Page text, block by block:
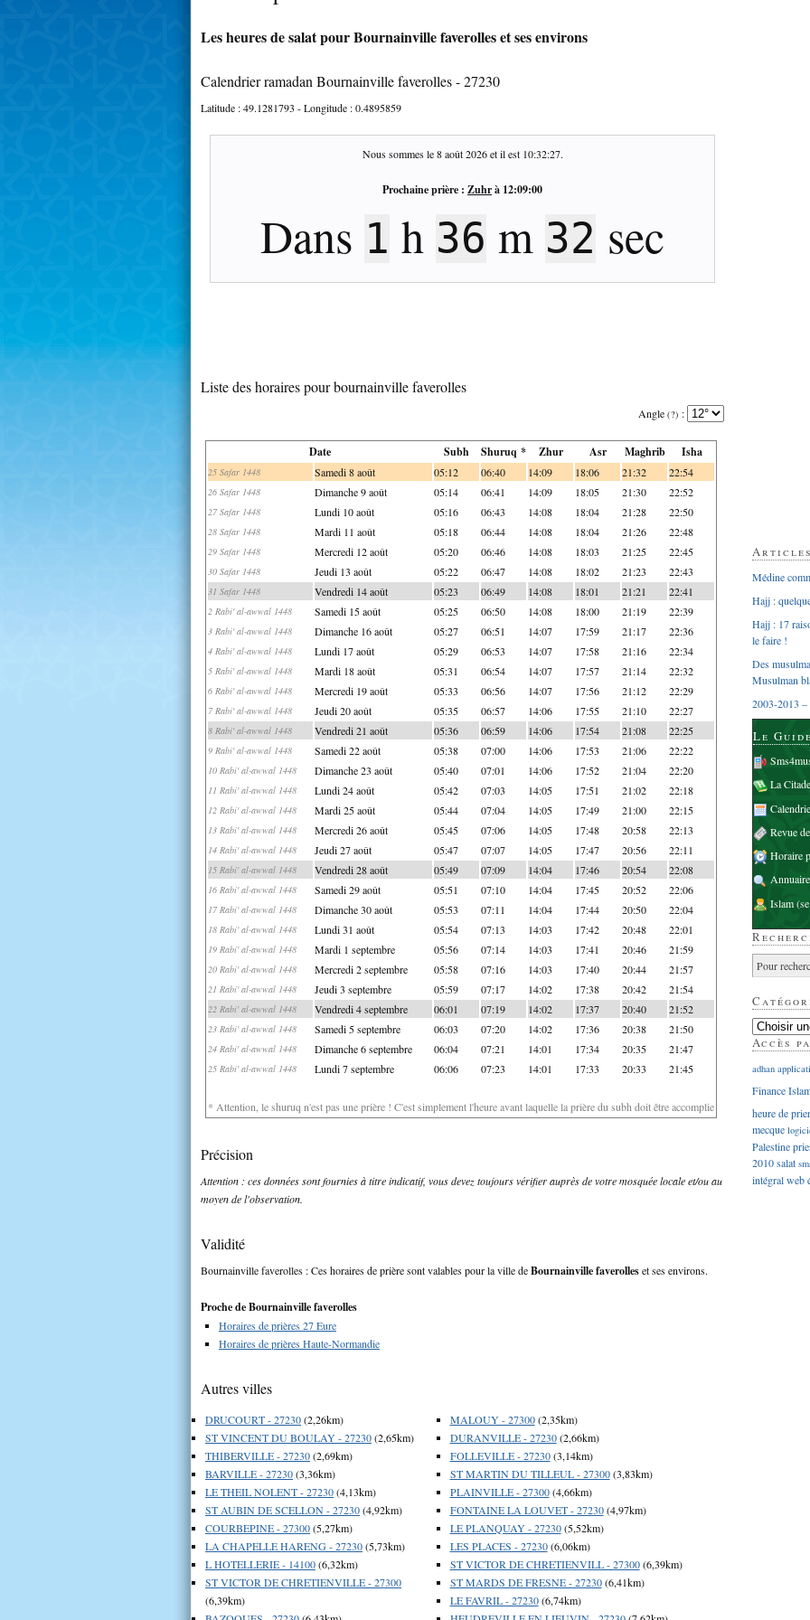
Les heures de salat pour Bournainville faverolles et ses environs
Calendrier ramadan Bournainville faverolles - 27230
Latitude :49.1281793 - Longitude :0.4895859
Nous sommes le8 août 2026et il est 10:32:28.
Prochaine prière : Zuhrà 12:09:00
Dans 1 h 36 m 31 sec
Liste des horaires pour bournainville faverolles
Angle (?) :
Date Subh Shuruq * Zhur Asr Maghrib Isha
25 Safar 1448 Samedi 8 août 05:12 06:40 14:09 18:06 21:32 22:54
26 Safar 1448 Dimanche 9 août 05:14 06:41 14:09 18:05 21:30 22:52
27 Safar 1448 Lundi 10 août 05:16 06:43 14:08 18:04 21:28 22:50
28 Safar 1448 Mardi 11 août 05:18 06:44 14:08 18:04 21:26 22:48
29 Safar 1448 Mercredi 12 août 05:20 06:46 14:08 18:03 21:25 22:45
30 Safar 1448 Jeudi 13 août 05:22 06:47 14:08 18:02 21:23 22:43
31 Safar 1448 Vendredi 14 août 05:23 06:49 14:08 18:01 21:21 22:41
2 Rabi' al-awwal 1448 Samedi 15 août 05:25 06:50 14:08 18:00 21:19 22:39
3 Rabi' al-awwal 1448 Dimanche 16 août 05:27 06:51 14:07 17:59 21:17 22:36
4 Rabi' al-awwal 1448 Lundi 17 août 05:29 06:53 14:07 17:58 21:16 22:34
5 Rabi' al-awwal 1448 Mardi 18 août 05:31 06:54 14:07 17:57 21:14 22:32
6 Rabi' al-awwal 1448 Mercredi 19 août 05:33 06:56 14:07 17:56 21:12 22:29
7 Rabi' al-awwal 1448 Jeudi 20 août 05:35 06:57 14:06 17:55 21:10 22:27
8 Rabi' al-awwal 1448 Vendredi 21 août 05:36 06:59 14:06 17:54 21:08 22:25
9 Rabi' al-awwal 1448 Samedi 22 août 05:38 07:00 14:06 17:53 21:06 22:22
10 Rabi' al-awwal 1448 Dimanche 23 août 05:40 07:01 14:06 17:52 21:04 22:20
11 Rabi' al-awwal 1448 Lundi 24 août 05:42 07:03 14:05 17:51 21:02 22:18
12 Rabi' al-awwal 1448 Mardi 25 août 05:44 07:04 14:05 17:49 21:00 22:15
13 Rabi' al-awwal 1448 Mercredi 26 août 05:45 07:06 14:05 17:48 20:58 22:13
14 Rabi' al-awwal 1448 Jeudi 27 août 05:47 07:07 14:05 17:47 20:56 22:11
15 Rabi' al-awwal 1448 Vendredi 28 août 05:49 07:09 14:04 17:46 20:54 22:08
16 Rabi' al-awwal 1448 Samedi 29 août 05:51 07:10 14:04 17:45 20:52 22:06
17 Rabi' al-awwal 1448 Dimanche 30 août 05:53 07:11 14:04 17:44 20:50 22:04
18 Rabi' al-awwal 1448 Lundi 31 août 05:54 07:13 14:03 17:42 20:48 22:01
19 Rabi' al-awwal 1448 Mardi 1 septembre 05:56 07:14 14:03 17:41 20:46 21:59
20 Rabi' al-awwal 1448 Mercredi 2 septembre 05:58 07:16 14:03 17:40 20:44 21:57
21 Rabi' al-awwal 1448 Jeudi 3 septembre 05:59 07:17 14:02 17:38 20:42 21:54
22 Rabi' al-awwal 1448 Vendredi 4 septembre 06:01 07:19 14:02 17:37 20:40 21:52
23 Rabi' al-awwal 1448 Samedi 5 septembre 06:03 07:20 14:02 17:36 20:38 21:50
24 Rabi' al-awwal 1448 Dimanche 6 septembre 06:04 07:21 14:01 17:34 20:35 21:47
25 Rabi' al-awwal 1448 Lundi 7 septembre 06:06 07:23 14:01 17:33 20:33 21:45
* Attention, le shuruq n'est pas une prière ! C'est simplement l'heure avant laquelle la prière du subh doit être accomplie
Précision
Attention : ces données sont fournies à titre indicatif, vous devez toujours vérifier auprès de votre mosquée locale et/ou au
moyen de l'observation.
Validité
Bournainville faverolles : Ces horaires de prière sont valables pour la ville deBournainville faverolleset ses environs.
Proche de Bournainville faverolles
Horaires de prières 27 Eure
Horaires de prières Haute-Normandie
Autres villes
DRUCOURT - 27230(2,26km)
ST VINCENT DU BOULAY - 27230(2,65km)
THIBERVILLE - 27230(2,69km)
BARVILLE - 27230(3,36km)
LE THEIL NOLENT - 27230(4,13km)
ST AUBIN DE SCELLON - 27230(4,92km)
COURBEPINE - 27300(5,27km)
LA CHAPELLE HARENG - 27230(5,73km)
L HOTELLERIE - 14100(6,32km)
ST VICTOR DE CHRETIENVILLE - 27300
(6,39km)
MALOUY - 27300(2,35km)
DURANVILLE - 27230(2,66km)
FOLLEVILLE - 27230(3,14km)
ST MARTIN DU TILLEUL - 27300(3,83km)
PLAINVILLE - 27300(4,66km)
FONTAINE LA LOUVET - 27230(4,97km)
LE PLANQUAY - 27230(5,52km)
LES PLACES - 27230(6,06km)
ST VICTOR DE CHRETIENVILL - 27300(6,39km)
ST MARDS DE FRESNE - 27230(6,41km)
LE FAVRIL - 27230(6,74km)
Médine
Hajj :
Hajj : 17
le faire !
Des
Musulman
2003-2013 –
Le
La
Revue
Horaire
Islam
Accès
adhan
Finance
heure de
mecque
Palestine
2010salat
intégralweb